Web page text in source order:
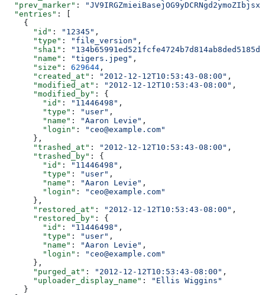
  "prev_marker"
:
  "entries"
: [
    {
      "id"
: "12345" ,
      "type"
: "file_version" ,
      "sha1"
:
      "name"
: "tigers.jpeg" ,
      "size"
: 629644 ,
      "created_at"
: "2012-12-12T10:53:43-08:00" ,
      "modified_at"
: "2012-12-12T10:53:43-08:00" ,
      "modified_by"
: {
        "id"
: "11446498" ,
        "type"
: "user" ,
        "name"
: "Aaron Levie" ,
        "login"
:
"ceo@example.com"
      },
      "trashed_at"
: "2012-12-12T10:53:43-08:00" ,
      "trashed_by"
: {
        "id"
: "11446498" ,
        "type"
: "user" ,
        "name"
: "Aaron Levie" ,
        "login"
:
"ceo@example.com"
      },
      "restored_at"
: "2012-12-12T10:53:43-08:00" ,
      "restored_by"
: {
        "id"
: "11446498" ,
        "type"
: "user" ,
        "name"
: "Aaron Levie" ,
        "login"
:
"ceo@example.com"
      },
      "purged_at"
: "2012-12-12T10:53:43-08:00" ,
      "uploader_display_name"
:
"Ellis Wiggins"
    }